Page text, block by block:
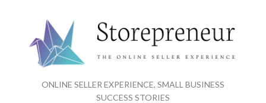
ONLINE SELLER EXPERIENCE, SMALL BUSINESS
SUCCESS STORIES